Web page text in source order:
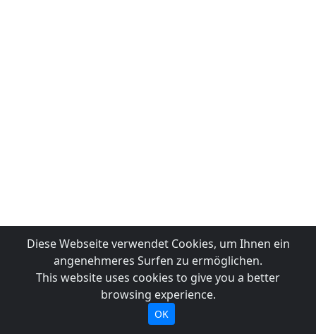
Diese Webseite verwendet Cookies, um Ihnen ein
angenehmeres Surfen zu ermöglichen.
This website uses cookies to give you a better
browsing experience.
OK